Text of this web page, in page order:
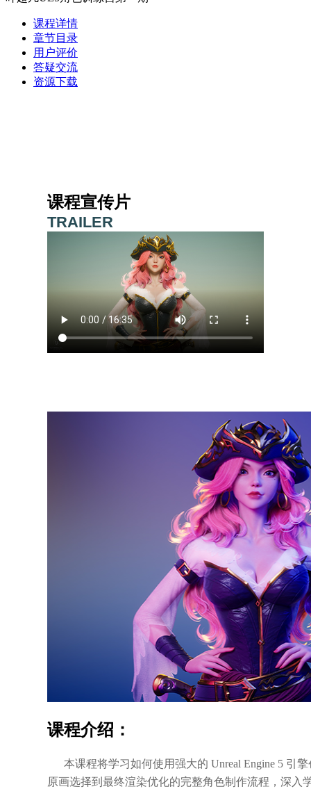
课程详情
章节目录
用户评价
答疑交流
资源下载
课程宣传片
TRAILER
课程介绍：
本课程将学习如何使用强大的 Unreal Engine 5 引
原画选择到最终渲染优化的完整角色制作流程，深入